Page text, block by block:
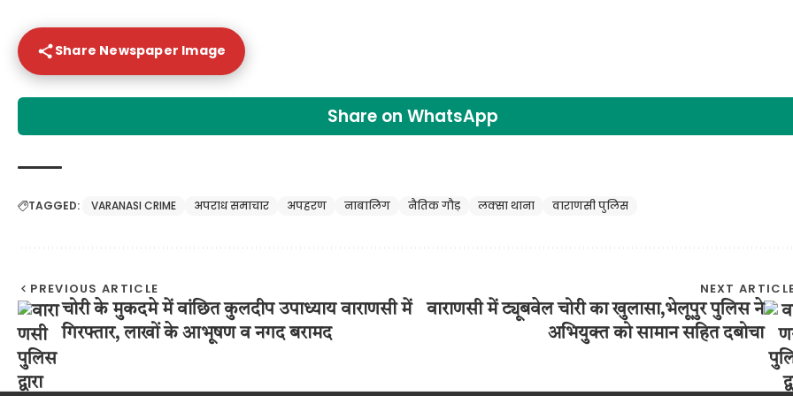
Share Newspaper Image
Share on WhatsApp
TAGGED: VARANASI CRIME अपराध समाचार अपहरण नाबालिग नैतिक गौड़ लक्सा थाना वाराणसी पुलिस
PREVIOUS ARTICLE
चोरी के मुकदमे में वांछित कुलदीप उपाध्याय वाराणसी में
गिरफ्तार, लाखों के आभूषण व नगद बरामद
NEXT
वाराणसी में ट्यूबवेल चोरी का खुलासा,भेलूपुर पुलिस ने
अभियुक्त को सामान सहित दबोचा